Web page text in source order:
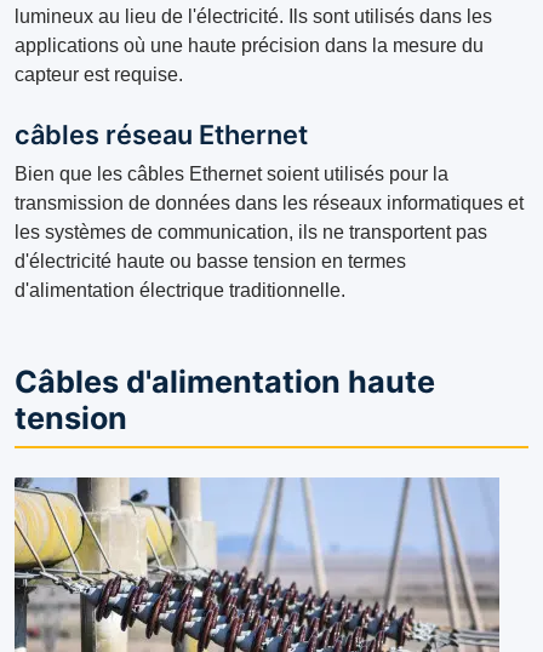
lumineux au lieu de l'électricité. Ils sont utilisés dans les
applications où une haute précision dans la mesure du
capteur est requise.
câbles réseau Ethernet
Bien que les câbles Ethernet soient utilisés pour la
transmission de données dans les réseaux informatiques et
les systèmes de communication, ils ne transportent pas
d'électricité haute ou basse tension en termes
d'alimentation électrique traditionnelle.
Câbles d'alimentation haute
tension